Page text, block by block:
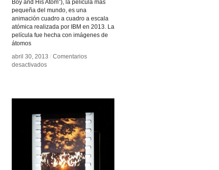
Boy and His Atom”), la película más
pequeña del mundo, es una
animación cuadro a cuadro a escala
atómica realizada por IBM en 2013. La
película fue hecha con imágenes de
átomos
abril 30, 2013 / Comentarios
desactivadosen
pequeña
abril 30, 2013 / Comentarios
desactivadosen
pequeña